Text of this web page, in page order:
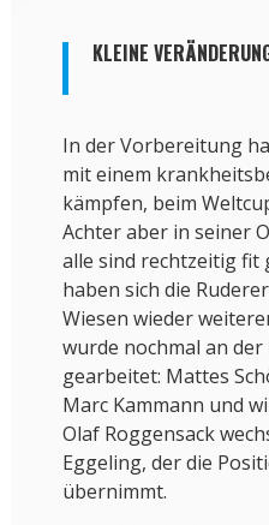
KLEINE
In der Vorbereitung
mit einem
kämpfen, beim
Achter aber in seiner
alle sind rechtzeitig fit
haben sich die
Wiesen wieder
wurde nochmal an
gearbeitet: Mattes
Marc Kammann und
Olaf Roggensack
Eggeling, der die
übernimmt.